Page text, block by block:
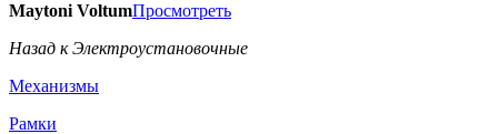
Maytoni VoltumПросмотреть
Назад к Электроустановочные
Механизмы
Рамки